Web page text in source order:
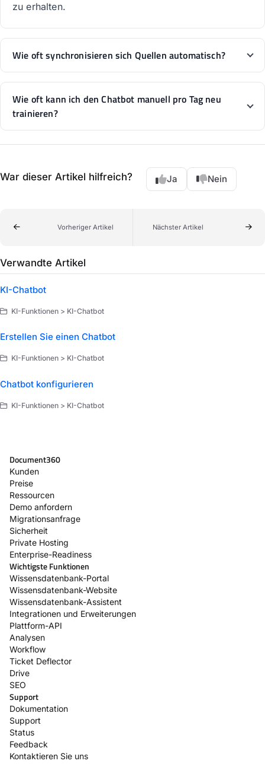
zu erhalten.
Wie oft synchronisieren sich Quellen automatisch?
Wie oft kann ich den Chatbot manuell pro Tag neu
trainieren?
War dieser Artikel hilfreich? Ja Nein
Vorheriger Artikel Nächster Artikel
Verwandte Artikel
KI-Chatbot
KI-Funktionen > KI-Chatbot
Erstellen Sie einen Chatbot
KI-Funktionen > KI-Chatbot
Chatbot konfigurieren
KI-Funktionen > KI-Chatbot
Document360
Kunden
Preise
Ressourcen
Demo anfordern
Migrationsanfrage
Sicherheit
Private Hosting
Enterprise-Readiness
Wichtigste Funktionen
Wissensdatenbank-Portal
Wissensdatenbank-Website
Wissensdatenbank-Assistent
Integrationen und Erweiterungen
Plattform-API
Analysen
Workflow
Ticket Deflector
Drive
SEO
Support
Dokumentation
Support
Status
Feedback
Kontaktieren Sie uns